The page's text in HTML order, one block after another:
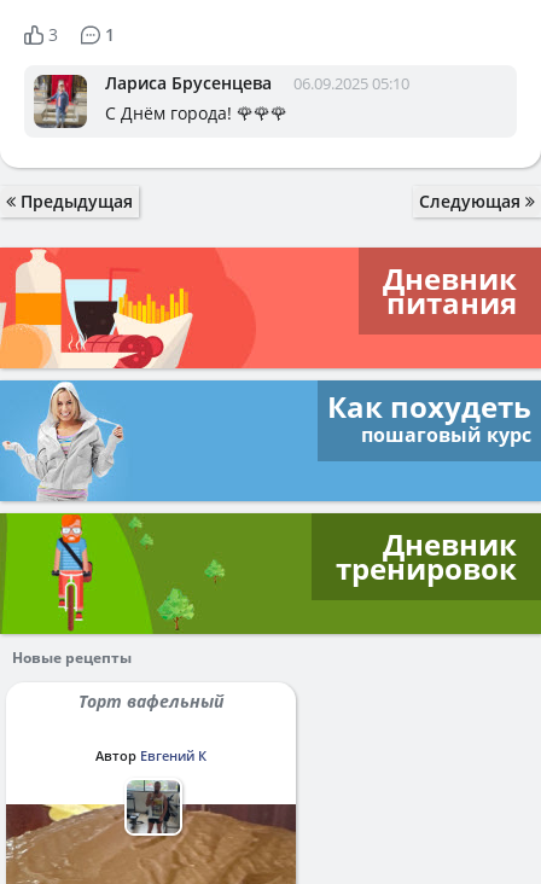
3 1
Лариса Брусенцева 06.09.2025 05:10
С Днём города! 🌹🌹🌹
Предыдущая Следующая
Дневник
питания
Как похудеть
пошаговый курс
Дневник
тренировок
Новые рецепты
Торт вафельный
Автор Евгений К